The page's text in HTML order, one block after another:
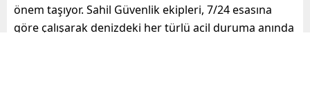
önem taşıyor. Sahil Güvenlik ekipleri, 7/24 esasına
göre çalışarak denizdeki her türlü acil duruma anında